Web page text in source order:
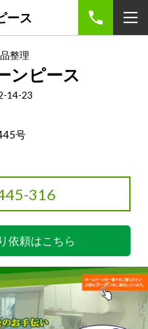
ース
整理
ンピース
14-23
号
316
依頼はこちら